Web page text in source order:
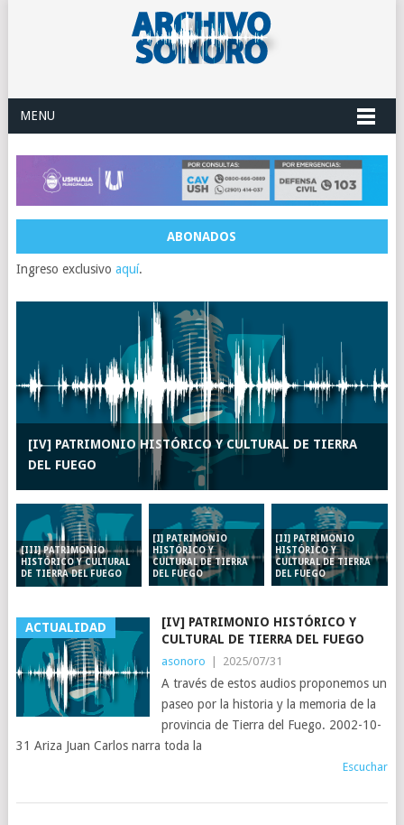
MENU
ABONADOS
Ingreso exclusivo aquí.
[IV] PATRIMONIO HISTÓRICO Y CULTURAL DE TIERRA
DEL FUEGO
[III] PATRIMONIO
HISTÓRICO Y CULTURAL
DE TIERRA DEL FUEGO
[II] PATRIMONIO
HISTÓRICO Y
CULTURAL DE TIERRA
DEL FUEGO
[I] PATRIMONIO
HISTÓRICO Y
CULTURAL DE TIERRA
DEL FUEGO
ACTUALIDAD
[IV] PATRIMONIO HISTÓRICO Y
CULTURAL DE TIERRA DEL FUEGO
asonoro 2025/07/31
A través de estos audios proponemos un
paseo por la historia y la memoria de la
provincia de Tierra del Fuego. 2002-10-
31 Ariza Juan Carlos narra toda la
Escuchar